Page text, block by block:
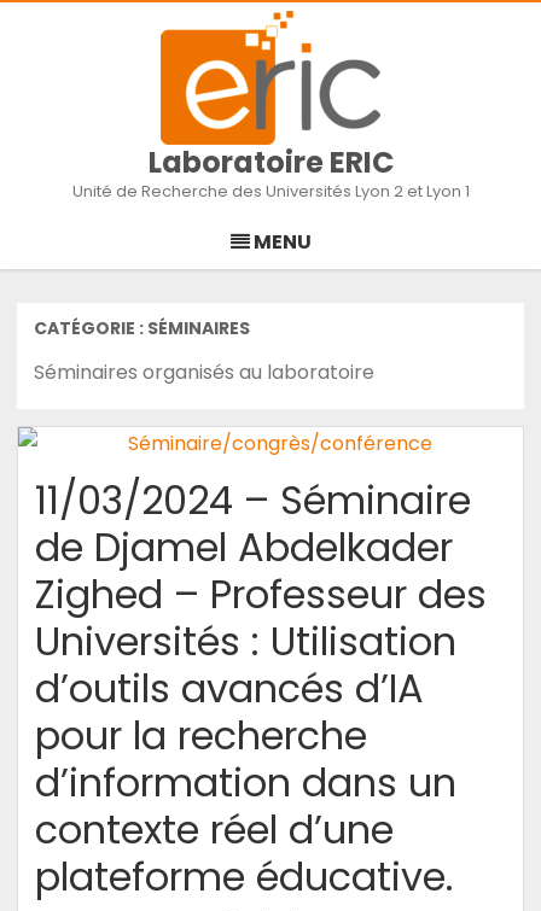
Laboratoire ERIC
Unité de Recherche des Universités Lyon 2 et Lyon 1
to
content
MENU
CATÉGORIE : SÉMINAIRES
Séminaires organisés au laboratoire
11/03/2024 – Séminaire
de Djamel Abdelkader
Zighed – Professeur des
Universités : Utilisation
d’outils avancés d’IA
pour la recherche
d’information dans un
contexte réel d’une
plateforme éducative.